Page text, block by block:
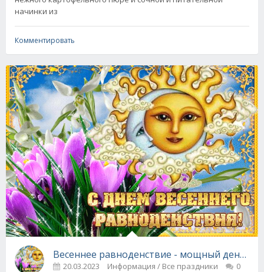
начинки из
Комментировать
Весеннее равноденствие - мощный день
20.03.2023 Информация / Все праздники 0